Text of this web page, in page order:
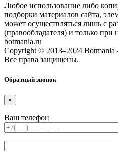
Любое использование либо
подборки материалов сайта,
может осуществляться лишь с
(правообладателя) и только при
botmania.ru
Copyright © 2013–2024 Botmania
Все права защищены.
Обратный звонок
×
Ваш телефон